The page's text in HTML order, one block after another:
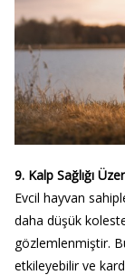
9. Kalp Sağlığı
Evcil hayvan
daha düşük
gözlemlenmiştir.
etkileyebilir ve